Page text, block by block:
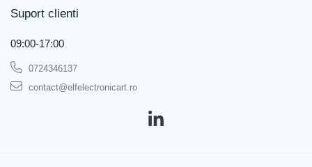
Suport clienti
09:00-17:00
0724346137
contact@elfelectronicart.ro